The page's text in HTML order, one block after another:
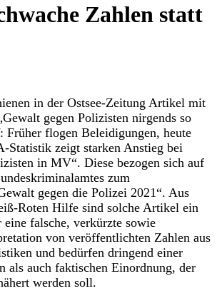
Zahlen statt
in der Ostsee-Zeitung Artikel mit
gegen Polizisten nirgends so
flogen Beleidigungen, heute
Statistik zeigt starken Anstieg bei
in MV“. Diese bezogen sich auf
zum
gegen die Polizei 2021“. Aus
Roten Hilfe sind solche Artikel ein
eine falsche, verkürzte sowie
von veröffentlichten Zahlen aus
und bedürfen dringend einer
als auch faktischen Einordnung, der
werden soll.